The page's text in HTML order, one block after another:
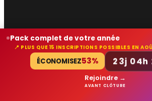
Pack complet de votre année
📍 PLUS QUE 15 INSCRIPTIONS POSSIBLES EN
ÉCONOMISEZ53% 23j 04h
Rejoindre →
AVANT CLÔTURE
Produits
Ressources